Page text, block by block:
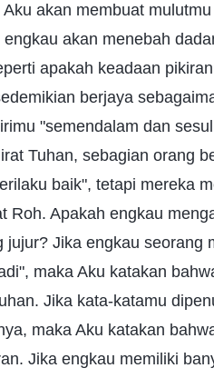
akan membuat
akan menebah
apakah keadaan
berjaya
"semendalam dan
Tuhan, sebagian orang
baik", tetapi mereka
Roh. Apakah engkau
Jika engkau seorang
maka Aku katakan
Jika kata-katamu
maka Aku katakan
Jika engkau memiliki